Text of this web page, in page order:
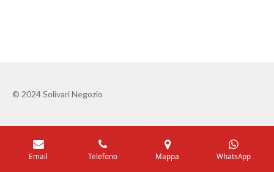
© 2024 Solivari Negozio
Email Telefono Mappa WhatsApp